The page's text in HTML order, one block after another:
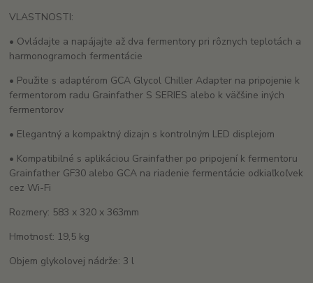
VLASTNOSTI:
• Ovládajte a napájajte až dva fermentory pri rôznych teplotách a
harmonogramoch fermentácie
• Použite s adaptérom GCA Glycol Chiller Adapter na pripojenie k
fermentorom radu Grainfather S SERIES alebo k väčšine iných
fermentorov
• Elegantný a kompaktný dizajn s kontrolným LED displejom
• Kompatibilné s aplikáciou Grainfather po pripojení k fermentoru
Grainfather GF30 alebo GCA na riadenie fermentácie odkiaľkoľvek
cez Wi-Fi
Rozmery: 583 x 320 x 363mm
Hmotnosť: 19,5 kg
Objem glykolovej nádrže: 3 l